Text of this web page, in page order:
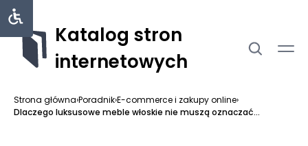
Katalog stron
internetowych
Strona główna›Poradnik›E-commerce i zakupy online›
Dlaczego luksusowe meble włoskie nie muszą oznaczać...